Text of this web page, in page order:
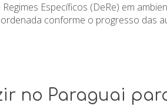
Específicos (DeRe) em
conforme o progresso das
no Paraguai